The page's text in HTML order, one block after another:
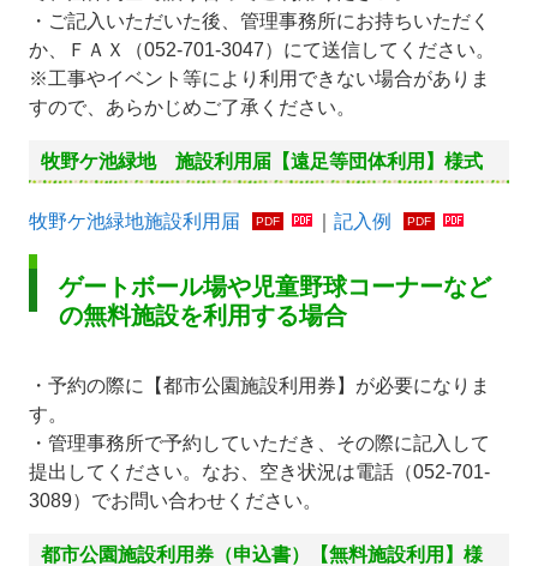
・ご記入いただいた後、管理事務所にお持ちいただく
か、ＦＡＸ（052-701-3047）にて送信してください。
※工事やイベント等により利用できない場合がありま
すので、あらかじめご了承ください。
牧野ケ池緑地 施設利用届【遠足等団体利用】様式
牧野ケ池緑地施設利用届 ｜記入例
ゲートボール場や児童野球コーナーなど
の無料施設を利用する場合
・予約の際に【都市公園施設利用券】が必要になりま
す。
・管理事務所で予約していただき、その際に記入して
提出してください。なお、空き状況は電話（052-701-
3089）でお問い合わせください。
都市公園施設利用券（申込書）【無料施設利用】様